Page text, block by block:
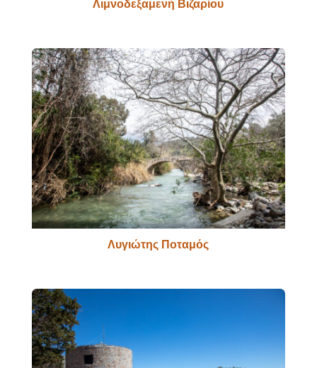
Λιμνοδεξαμενή Βιζαρίου
Λυγιώτης Ποταμός